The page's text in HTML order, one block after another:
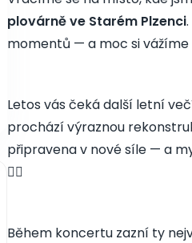
plovárně ve Starém Plzenci
momentů — a moc si vážíme
Letos vás čeká další letní
prochází výraznou
připravena v nové síle — a
❤️‍🔥
Během koncertu zazní ty